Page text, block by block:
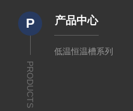
P
PRODUCTS
产品中心
低温恒温槽系列